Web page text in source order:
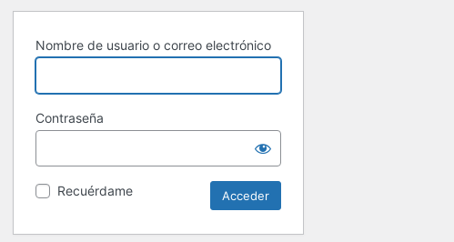
Nombre de usuario o correo electrónico
Contraseña
Recuérdame